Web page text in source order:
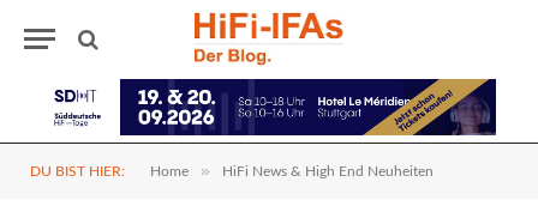
DU BIST HIER: Home » HiFi News & High End Neuheiten